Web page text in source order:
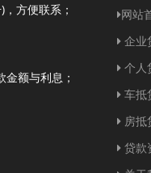
方便联系；
额与利息；
网站
企业
个人
车抵
房抵
贷款